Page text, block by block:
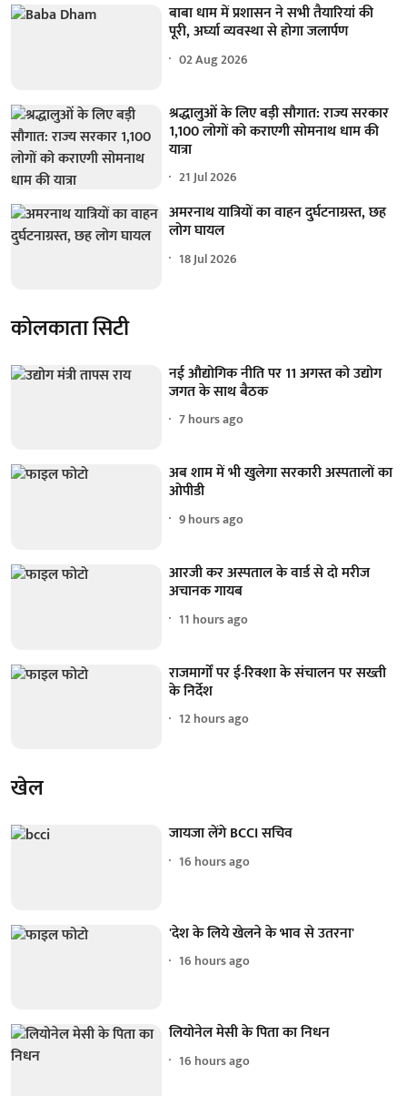
बाबा धाम में प्रशासन ने सभी तैयारियां की
पूरी, अर्घ्या व्यवस्था से होगा जलार्पण
02 Aug 2026
श्रद्धालुओं के लिए बड़ी सौगात: राज्य सरकार
1,100 लोगों को कराएगी सोमनाथ धाम की
यात्रा
21 Jul 2026
अमरनाथ यात्रियों का वाहन दुर्घटनाग्रस्त, छह
लोग घायल
18 Jul 2026
कोलकाता सिटी
नई औद्योगिक नीति पर 11 अगस्त को उद्योग
जगत के साथ बैठक
7 hours ago
अब शाम में भी खुलेगा सरकारी अस्पतालों का
ओपीडी
9 hours ago
आरजी कर अस्पताल के वार्ड से दो मरीज
अचानक गायब
11 hours ago
राजमार्गों पर ई-रिक्शा के संचालन पर सख्ती
के निर्देश
12 hours ago
खेल
जायजा लेंगे BCCI सचिव
16 hours ago
'देश के लिये खेलने के भाव से उतरना'
16 hours ago
लियोनेल मेसी के पिता का निधन
16 hours ago